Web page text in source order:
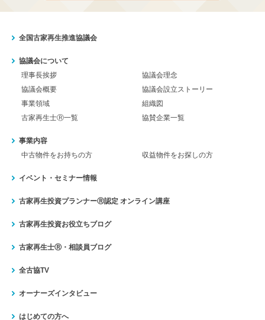
全国古家再生推進協議会
協議会について
理事長挨拶
協議会理念
協議会概要
協議会設立ストーリー
事業領域
組織図
古家再生士Ⓡ一覧
協賛企業一覧
事業内容
中古物件をお持ちの方
収益物件をお探しの方
イベント・セミナー情報
古家再生投資プランナーⓇ認定 オンライン講座
古家再生投資お役立ちブログ
古家再生士Ⓡ・相談員ブログ
全古協TV
オーナーズインタビュー
はじめての方へ